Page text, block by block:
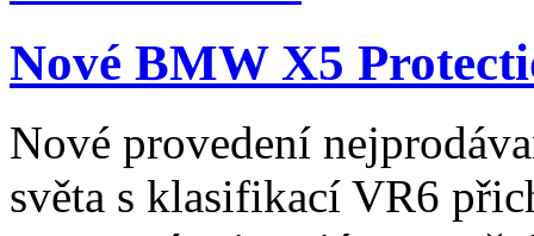
Nové BMW X5
Nové provedení
světa s klasifikací VR6